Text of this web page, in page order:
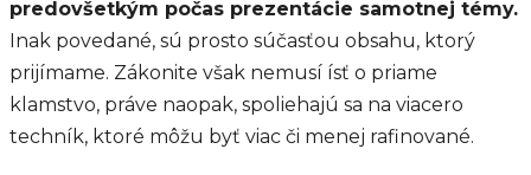
predovšetkým počas prezentácie samotnej témy.
Inak povedané, sú prosto súčasťou obsahu, ktorý
prijímame. Zákonite však nemusí ísť o priame
klamstvo, práve naopak, spoliehajú sa na viacero
techník, ktoré môžu byť viac či menej rafinované.